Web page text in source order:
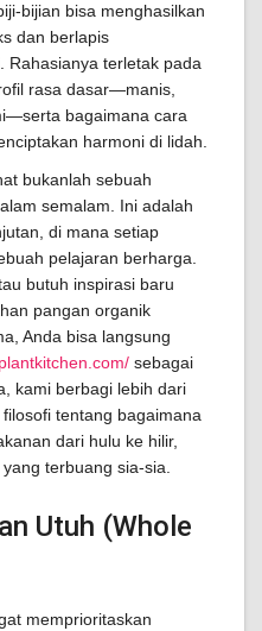
bijian bisa menghasilkan
dan berlapis
Rahasianya terletak pada
rasa dasar—manis,
bagaimana cara
harmoni di lidah.
bukanlah sebuah
semalam. Ini adalah
di mana setiap
pelajaran berharga.
butuh inspirasi baru
pangan organik
Anda bisa langsung
sebagai
kami berbagi lebih dari
tentang bagaimana
dari hulu ke hilir,
terbuang sia-sia.
Utuh (Whole
memprioritaskan